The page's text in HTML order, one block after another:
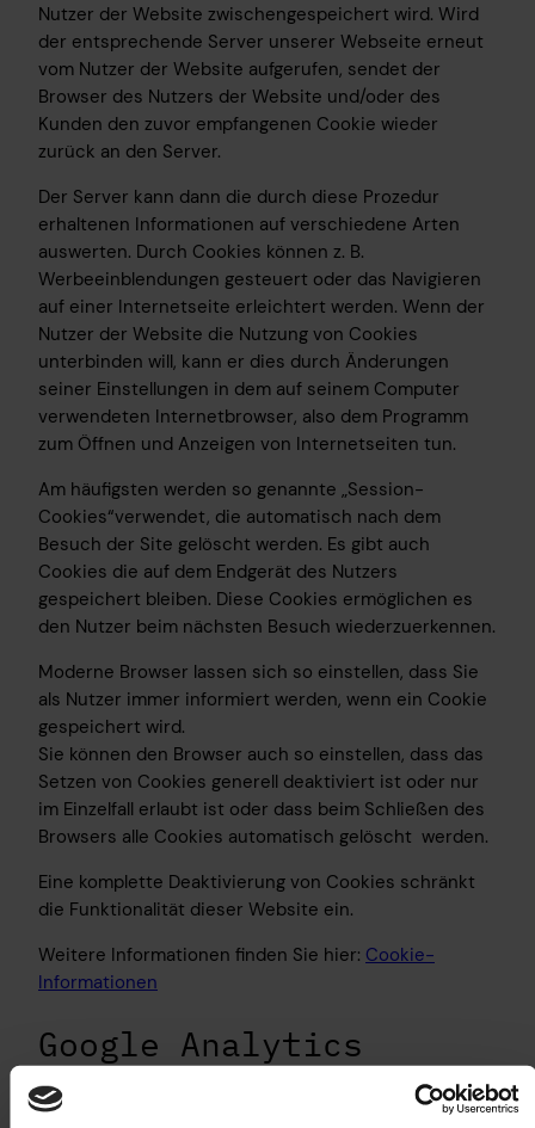
Nutzer der Website zwischengespeichert wird. Wird
der entsprechende Server unserer Webseite erneut
vom Nutzer der Website aufgerufen, sendet der
Browser des Nutzers der Website und/oder des
Kunden den zuvor empfangenen Cookie wieder
zurück an den Server.
Der Server kann dann die durch diese Prozedur
erhaltenen Informationen auf verschiedene Arten
auswerten. Durch Cookies können z. B.
Werbeeinblendungen gesteuert oder das Navigieren
auf einer Internetseite erleichtert werden. Wenn der
Nutzer der Website die Nutzung von Cookies
unterbinden will, kann er dies durch Änderungen
seiner Einstellungen in dem auf seinem Computer
verwendeten Internetbrowser, also dem Programm
zum Öffnen und Anzeigen von Internetseiten tun.
Am häufigsten werden so genannte „Session-
Cookies“verwendet, die automatisch nach dem
Besuch der Site gelöscht werden. Es gibt auch
Cookies die auf dem Endgerät des Nutzers
gespeichert bleiben. Diese Cookies ermöglichen es
den Nutzer beim nächsten Besuch wiederzuerkennen.
Moderne Browser lassen sich so einstellen, dass Sie
als Nutzer immer informiert werden, wenn ein Cookie
gespeichert wird.
Sie können den Browser auch so einstellen, dass das
Setzen von Cookies generell deaktiviert ist oder nur
im Einzelfall erlaubt ist oder dass beim Schließen des
Browsers alle Cookies automatisch gelöscht werden.
Eine komplette Deaktivierung von Cookies schränkt
die Funktionalität dieser Website ein.
Weitere Informationen finden Sie hier: Cookie-
Informationen
Google Analytics
Diese Website nutzt Funktionen des